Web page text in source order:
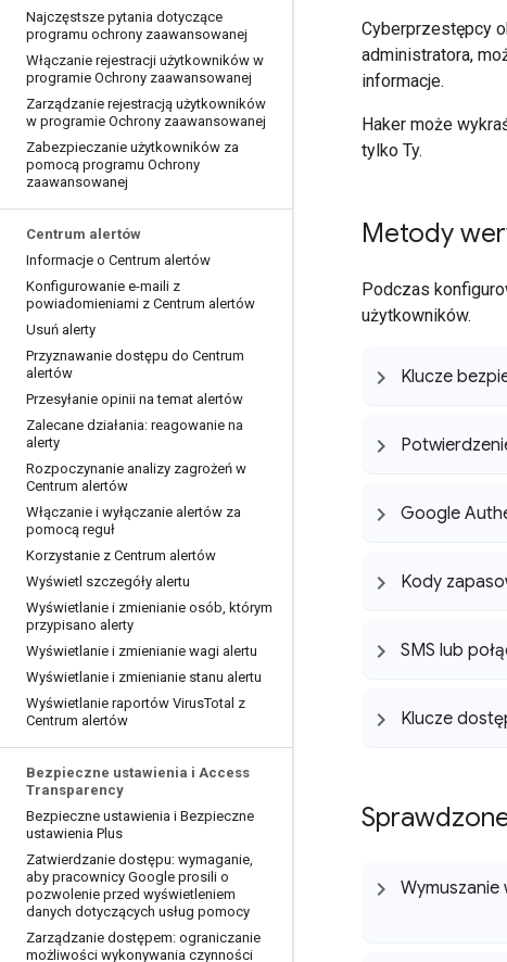
Najczęstsze pytania dotyczące
programu ochrony zaawansowanej
Włączanie rejestracji użytkowników w
programie Ochrony zaawansowanej
Zarządzanie rejestracją użytkowników
w programie Ochrony zaawansowanej
Zabezpieczanie użytkowników za
pomocą programu Ochrony
zaawansowanej
Centrum alertów
Informacje o Centrum alertów
Konfigurowanie e-maili z
powiadomieniami z Centrum alertów
Usuń alerty
Przyznawanie dostępu do Centrum
alertów
Przesyłanie opinii na temat alertów
Zalecane działania: reagowanie na
alerty
Rozpoczynanie analizy zagrożeń w
Centrum alertów
Włączanie i wyłączanie alertów za
pomocą reguł
Korzystanie z Centrum alertów
Wyświetl szczegóły alertu
Wyświetlanie i zmienianie osób, którym
przypisano alerty
Wyświetlanie i zmienianie wagi alertu
Wyświetlanie i zmienianie stanu alertu
Wyświetlanie raportów VirusTotal z
Centrum alertów
Bezpieczne ustawienia i Access
Transparency
Bezpieczne ustawienia i Bezpieczne
ustawienia Plus
Zatwierdzanie dostępu: wymaganie,
aby pracownicy Google prosili o
pozwolenie przed wyświetleniem
danych dotyczących usług pomocy
Zarządzanie dostępem: ograniczanie
możliwości wykonywania czynności
Cyberprzestępcy
administratora,
informacje.
Haker może
tylko Ty.
Metody
Podczas
użytkowników.
Klucze
Google
Kody
SMS lub
Klucze